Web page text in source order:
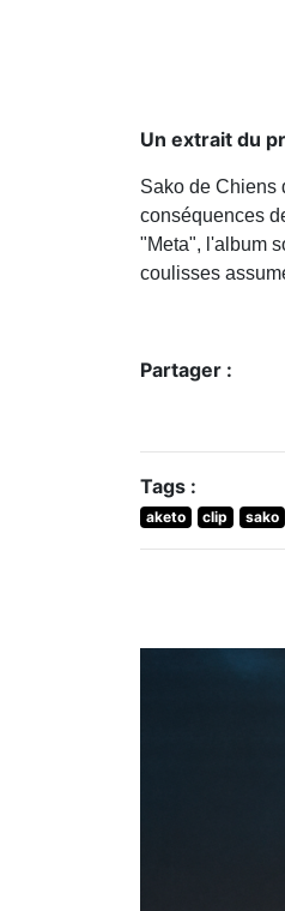
Un extrait du
Sako de Chiens
conséquences
"Meta", l'album
coulisses
Partager :
Tags :
aketo clip sako